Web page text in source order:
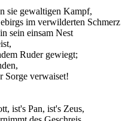
sie gewaltigen Kampf,
im verwilderten Schmerz
sein einsam Nest
Ruder gewiegt;
Sorge verwaiset!
ist's Pan, ist's Zeus,